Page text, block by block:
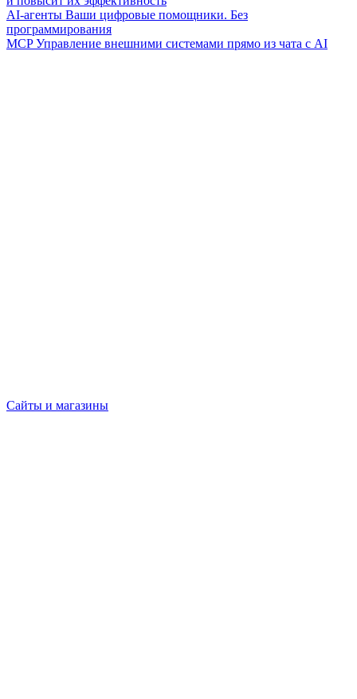
AI-агенты Ваши цифровые помощники. Без
программирования
MCP Управление внешними системами прямо из чата с AI
Сайты и магазины